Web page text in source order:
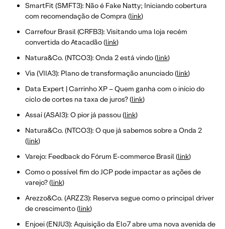
SmartFit (SMFT3): Não é Fake Natty; Iniciando cobertura
com recomendação de Compra (link)
Carrefour Brasil (CRFB3): Visitando uma loja recém
convertida do Atacadão (link)
Natura&Co. (NTCO3): Onda 2 está vindo (link)
Via (VIIA3): Plano de transformação anunciado (link)
Data Expert | Carrinho XP – Quem ganha com o início do
ciclo de cortes na taxa de juros? (link)
Assaí (ASAI3): O pior já passou (link)
Natura&Co. (NTCO3): O que já sabemos sobre a Onda 2
(link)
Varejo: Feedback do Fórum E-commerce Brasil (link)
Como o possível fim do JCP pode impactar as ações de
varejo? (link)
Arezzo&Co. (ARZZ3): Reserva segue como o principal driver
de crescimento (link)
Enjoei (ENJU3): Aquisição da Elo7 abre uma nova avenida de